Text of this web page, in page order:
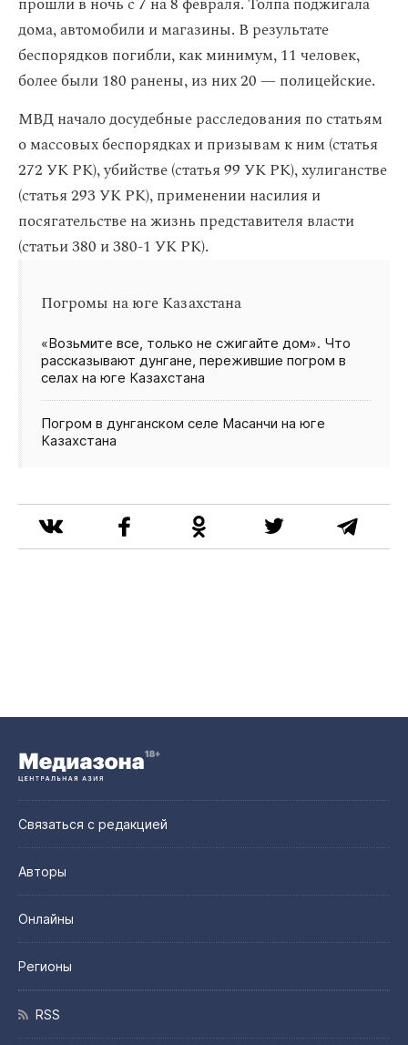
дома, автомобили и магазины. В результате
беспорядков погибли, как минимум, 11 человек,
более были 180 ранены, из них 20 — полицейские.
МВД начало досудебные расследования по статьям
о массовых беспорядках и призывам к ним (статья
272 УК РК), убийстве (статья 99 УК РК), хулиганстве
(статья 293 УК РК), применении насилия и
посягательстве на жизнь представителя власти
(статьи 380 и 380-1 УК РК).
Погромы на юге Казахстана
«Возьмите все, только не сжигайте дом». Что
рассказывают дунгане, пережившие погром в
селах на юге Казахстана
Погром в дунганском селе Масанчи на юге
Казахстана
Связаться с редакцией
Авторы
Онлайны
Регионы
RSS